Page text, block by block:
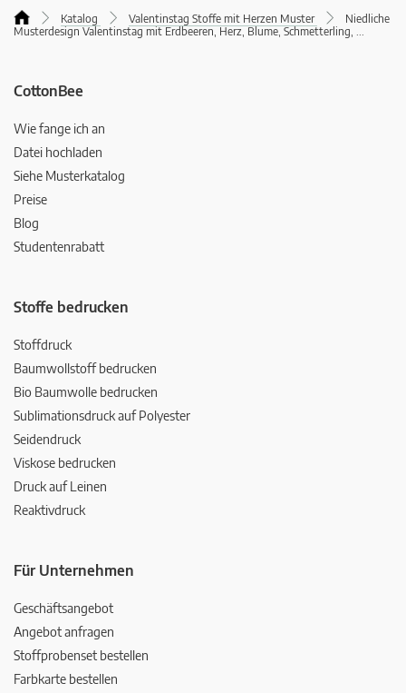
Katalog Valentinstag Stoffe mit Herzen Muster
Niedliche
Musterdesign Valentinstag mit Erdbeeren, Herz, Blume, Schmetterling, ...
CottonBee
Wie fange ich an
Datei hochladen
Siehe Musterkatalog
Preise
Blog
Studentenrabatt
Stoffe bedrucken
Stoffdruck
Baumwollstoff bedrucken
Bio Baumwolle bedrucken
Sublimationsdruck auf Polyester
Seidendruck
Viskose bedrucken
Druck auf Leinen
Reaktivdruck
Für Unternehmen
Geschäftsangebot
Angebot anfragen
Stoffprobenset bestellen
Farbkarte bestellen